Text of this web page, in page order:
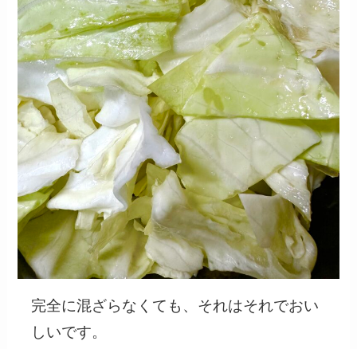
完全に混ざらなくても、それはそれでおい
しいです。